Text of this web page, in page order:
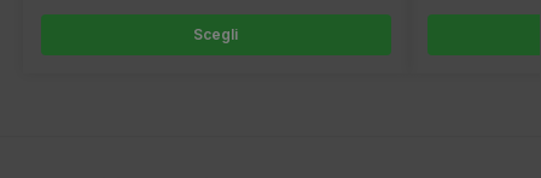
Scegli